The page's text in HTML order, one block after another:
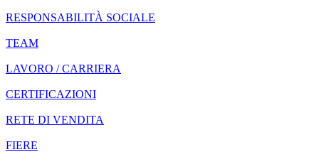
RESPONSABILITÀ SOCIALE
TEAM
LAVORO / CARRIERA
CERTIFICAZIONI
RETE DI VENDITA
FIERE